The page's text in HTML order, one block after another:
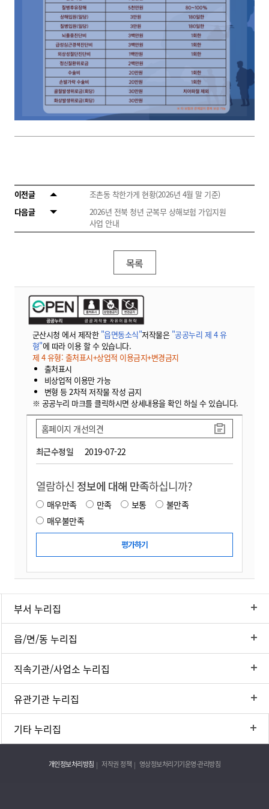
이전글
조촌동 착한가게 현황(2026년 4월 말 기준)
다음글
2026년 전북 청년 군복무 상해보험 가입지원
사업 안내
목록
군산시청 에서 제작한 "읍면동소식"저작물은 "공공누리 제 4 유
형"에 따라 이용 할 수 있습니다.
제 4 유형: 출처표시+상업적 이용금지+변경금지
출처표시
비상업적 이용만 가능
변형 등 2차적 저작물 작성 금지
※ 공공누리 마크를 클릭하시면 상세내용을 확인 하실 수 있습니다.
최근수정일 2019-07-22
홈페이지 개선의견
열람하신 정보에 대해 만족하십니까?
매우만족 만족 보통
불만족
매우불만족
부서 누리집
읍/면/동 누리집
직속기관/사업소 누리집
유관기관 누리집
기타 누리집
개인정보처리방침 저작권 정책 영상정보처리기기운영·관리방침